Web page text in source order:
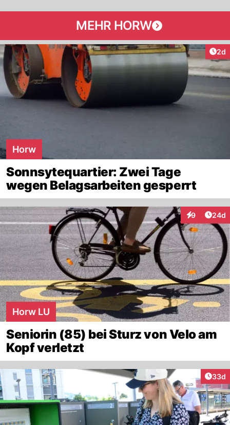
MEHR HORW
2d
Horw
Sonnsytequartier: Zwei Tage
wegen Belagsarbeiten gesperrt
9
Interaktionen
24d
Horw LU
Seniorin (85) bei Sturz von Velo am
Kopf verletzt
33d